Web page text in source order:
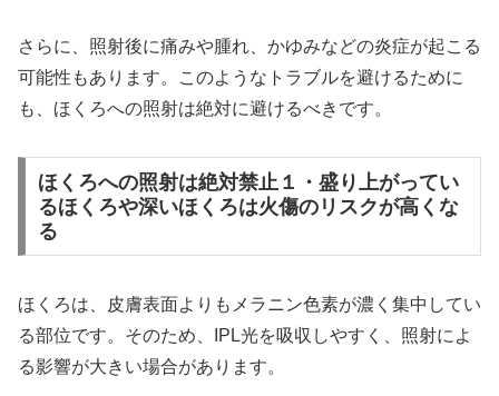
さらに、照射後に痛みや腫れ、かゆみなどの炎症が起こる
可能性もあります。このようなトラブルを避けるために
も、ほくろへの照射は絶対に避けるべきです。
ほくろへの照射は絶対禁止１・盛り上がってい
るほくろや深いほくろは火傷のリスクが高くな
る
ほくろは、皮膚表面よりもメラニン色素が濃く集中してい
る部位です。そのため、IPL光を吸収しやすく、照射によ
る影響が大きい場合があります。